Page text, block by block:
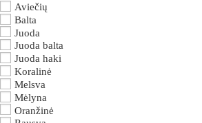
Aviečių
Balta
Juoda
Juoda balta
Juoda haki
Koralinė
Melsva
Mėlyna
Oranžinė